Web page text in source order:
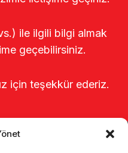
ile ilgili bilgi almak
geçebilirsiniz.
için teşekkür ederiz.